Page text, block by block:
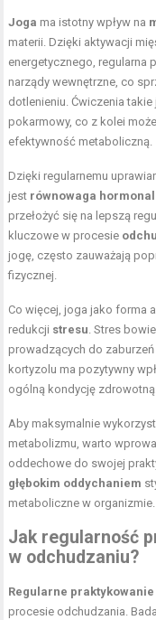
Joga ma istotny wpływ na
materii. Dzięki aktywacji
energetycznego, regularna
narządy wewnętrzne, co
dotlenieniu. Ćwiczenia takie
pokarmowy, co z kolei
efektywność metaboliczną.
Dzięki regularnemu
jest równowaga
przełożyć się na lepszą
kluczowe w procesie
jogę, często zauważają
fizycznej.
Co więcej, joga jako forma
redukcji stresu. Stres
prowadzących do
kortyzolu ma pozytywny
ogólną kondycję
Aby maksymalnie
metabolizmu, warto
oddechowe do swojej
głębokim oddychaniem
metaboliczne w organizmie.
Jak regularność
w odchudzaniu?
Regularne
procesie odchudzania.